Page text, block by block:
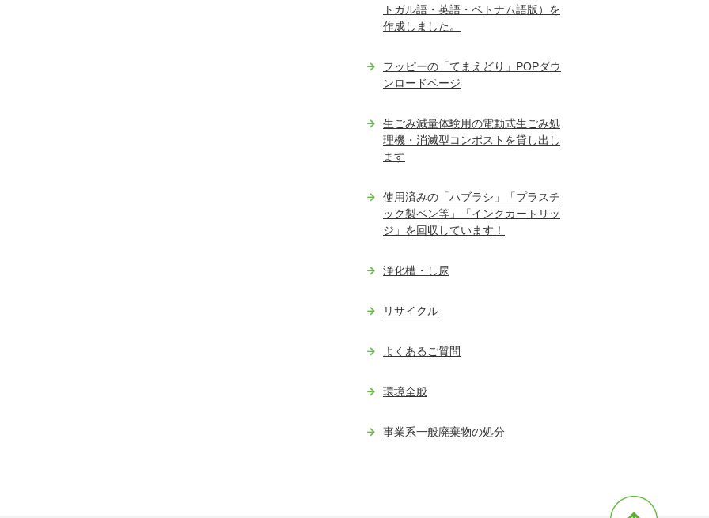
トガル語・英語・ベトナム語版）を
作成しました。
フッピーの「てまえどり」POPダウ
ンロードページ
生ごみ減量体験用の電動式生ごみ処
理機・消滅型コンポストを貸し出し
ます
使用済みの「ハブラシ」「プラスチ
ック製ペン等」「インクカートリッ
ジ」を回収しています！
浄化槽・し尿
リサイクル
よくあるご質問
環境全般
事業系一般廃棄物の処分